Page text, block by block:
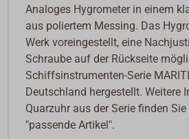
Analoges Hygrometer in einem
aus poliertem Messing. Das
Werk voreingestellt, eine
Schraube auf der Rückseite
Schiffsinstrumenten-Serie
Deutschland hergestellt. Weitere
Quarzuhr aus der Serie finden
"passende Artikel".